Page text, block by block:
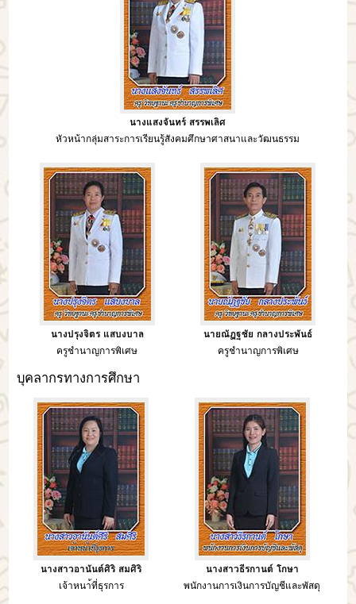
นางแสงจันทร์ สรรพเลิศ
หัวหน้ากลุ่มสาระการเรียนรู้สังคมศึกษาศาสนาและวัฒนธรรม
นางปรุงจิตร แสบงบาล
ครูชำนาญการพิเศษ
นายณัฏฐชัย กลางประพันธ์
ครูชำนาญการพิเศษ
บุคลากรทางการศึกษา
นางสาวอานันต์ศิริ สมศิริ
เจ้าหนา้ที่ธุรการ
นางสาวธีรกานต์ โกษา
พนักงานการเงินการบัญชีและพัสดุ